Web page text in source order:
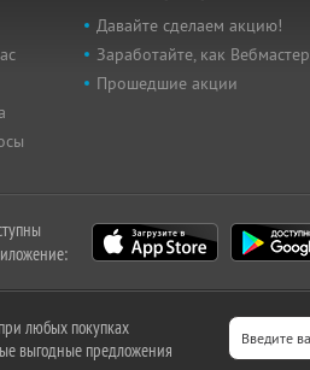
Давайте сделаем акцию!
Заработайте, как Вебмастер
Прошедшие акции
любых покупках
выгодные предложения